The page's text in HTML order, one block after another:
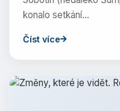
konalo setkání…
Číst více